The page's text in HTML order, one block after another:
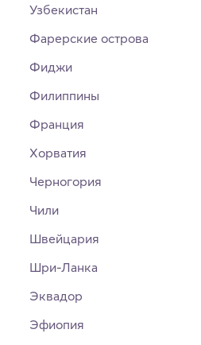
Узбекистан
Фарерские острова
Фиджи
Филиппины
Франция
Хорватия
Черногория
Чили
Швейцария
Шри-Ланка
Эквадор
Эфиопия